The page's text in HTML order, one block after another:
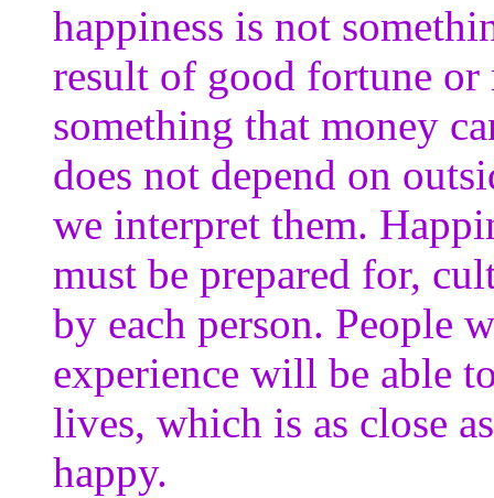
happiness is not
result of good fortune or
something that money
does not depend on
we interpret them.
must be prepared for,
by each person. People
experience will be able
lives, which is as close
happy.